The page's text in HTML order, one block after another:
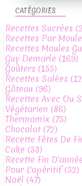
CATÉGORIES
Recettes Sucrées
Recettes Par
Recettes Moules
Guy Demarle (169)
Goûters (155)
Recettes Salées
Gâteau (96)
Recettes Avec Ou
Végétarien (86)
Thermomix (75)
Chocolat(72)
Recette Fêtes De
Cake (53)
Recette Fin
Pour L'apéritif(52)
Noël (47)